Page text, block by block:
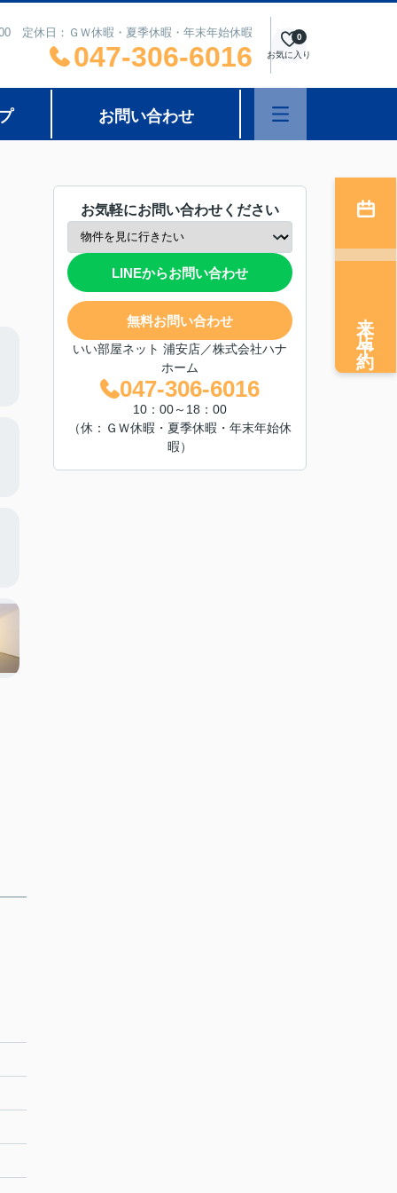
定休日：ＧＷ休暇・夏季休暇・年末年始休暇
047-306-6016 お気に入り
0
お問い合わせ
お気軽にお問い合わせください
LINEからお問い合わせ
無料お問い合わせ
いい部屋ネット 浦安店／株式会社ハナ
ホーム
047-306-6016
10：00～18：00
（休：ＧＷ休暇・夏季休暇・年末年始休
暇）
来店予約